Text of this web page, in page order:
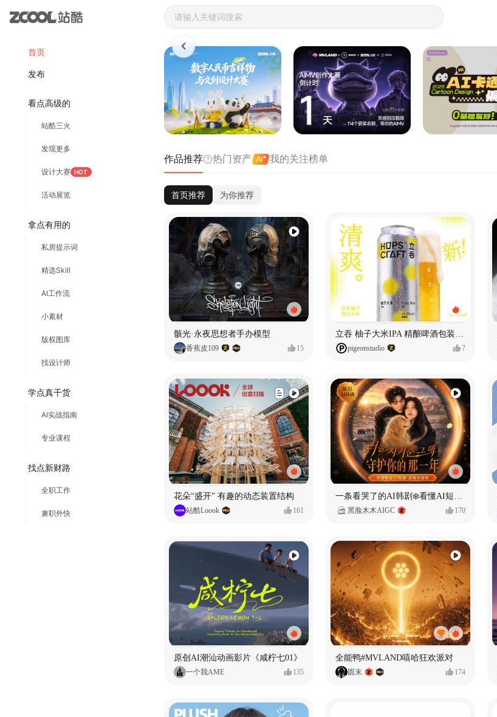
首页
发布
看点高级的
站酷三火
发现更多
设计大赛 HOT
活动展览
拿点有用的
私房提示词
精选Skill
AI工作流
小素材
版权图库
找设计师
学点真干货
AI实战指南
专业课程
找点新财路
全职工作
兼职外快
站酷ZCOOL - 设计师们都在站酷
作品推荐 热门资产 我的关注榜单
首页推荐 为你推荐
骸光·永夜思想者手办模型
香蕉皮109 15
立吞 柚子大米IPA 精酿啤酒包装设计
pigeonstudio 7
花朵“盛开” 有趣的动态装置结构
站酷Loook 161 黑脸木木AIGC 170
原创AI潮汕动画影片《咸柠七01》
一个我AME 135
全能鸭#MVLAND嘻哈狂欢派对
圆末 174